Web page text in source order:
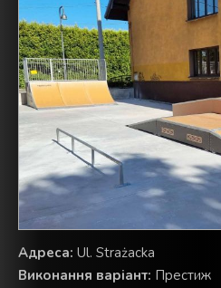
Aдреса: Ul. Strażacka
Виконання варіант: Престиж